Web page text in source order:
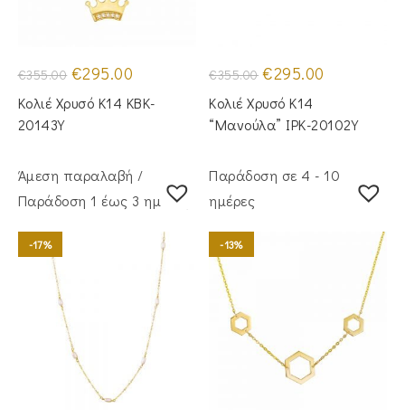
€355.00 Original
price
was:
€355.00.
€295.00
τιμή
είναι:
Κολιέ Χρυσό Κ14 KBK-
20143Y
€355.00 Original
price
was:
€355.00.
€295.00
€295.00.
Κολιέ Χρυσό Κ14
“Μανούλα” IPK-20102Y
Άμεση παραλαβή /
Παράδoση 1 έως 3 ημέρες
-17%
Παράδοση σε 4 - 10
ημέρες
-13%